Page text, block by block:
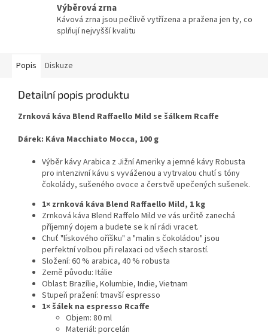
Výběrová zrna
Kávová zrna jsou pečlivě vytřízena a pražena jen ty, co
splňují nejvyšší kvalitu
Popis Diskuze
Detailní popis produktu
Zrnková káva Blend Raffaello Mild se šálkem Rcaffe
Dárek: Káva Macchiato Mocca, 100 g
Výběr kávy Arabica z Jižní Ameriky a jemné kávy Robusta
pro intenzivní kávu s vyváženou a vytrvalou chutí s tóny
čokolády, sušeného ovoce a čerstvě upečených sušenek.
1× zrnková káva Blend Raffaello Mild, 1 kg
Zrnková káva Blend Raffelo Mild ve vás určitě zanechá
příjemný dojem a budete se k ní rádi vracet.
Chuť "lískového oříšku" a "malin s čokoládou" jsou
perfektní volbou při relaxaci od všech starostí.
Složení: 60 % arabica, 40 % robusta
Země původu: Itálie
Oblast: Brazílie, Kolumbie, Indie, Vietnam
Stupeň pražení: tmavší espresso
1× šálek na espresso Rcaffe
Objem: 80 ml
Materiál: porcelán